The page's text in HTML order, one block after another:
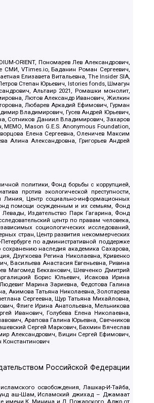
ORIENT, Пономарев Лев Александрович,
СМИ, VTimes.io, Баданин Роман Сергеевич,
Елизавета Витальевна, The Insider SIA,
Степан Юрьевич, Istories fonds, Шмагун
Альтаир 2021, Ромашки монолит,
Лютов Александр Иванович, Жилкин
Любарев Аркадий Ефимович, Гурман
Владимирович, Гусев Андрей Юрьевич,
Сотников Даниил Владимирович, Захаров
МЕМО, Mason G.E.S. Anonymous Foundation,
Елена Сергеевна, Оленичев Максим
Алина Александровна, Григорьев Андрей
политики, Фонд борьбы с коррупцией,
против экологической преступности,
Центр социально-информационных
помощи осужденным и их семьям, Фонд
Издательство Парк Гагарина, Фонд
центр по правам человека,
социологических исследований,
стран, Центр развития некоммерческих
по административной поддержке
наследия академика Сахарова,
Дзугкоева Регина Николаевна, Кривенко
Васильева Анастасия Евгеньевна, Ривина
Магомед Бекханович, Шевченко Дмитрий
Борис Юльевич, Исакова Ирина
Марина Зариевна, Федотова Галина
Акимова Татьяна Николаевна, Золотарева
Сергеевна, Щур Татьяна Михайловна,
Флиге Ирина Анатольевна, Мельникова
Иванович, Голубева Елена Николаевна,
Арапова Галина Юрьевна, Свечников
Сергей Маркович, Бахмин Вячеслав
Александрович, Вицин Сергей Ефимович,
Российской Федерации
освобождения, Лашкар-И-Тайба,
аш-Шам, Исламский джихад – Джамаат
имени К. Минина и Д. Пожарского, Аджр от